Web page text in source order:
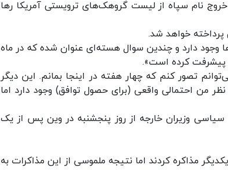
نام سپاه از لیست گروهک‌های ترویستی آمریکا رها
پرداخته خواهد شد.
وجود دارد و چندین سوال هسته‌ای عنوان شده که در ماه
پیشرفت کرده است».
تصور کنم که چهار هفته در اینجا بمانم. این دیگر
من احتمالی واقعی (برای حصول توافق) وجود دارد اما
سطح معاونان و مدیران سیاسی وزیران خارجه از روز پنجشنبه در وین پس از یک
مذاکره کردند اما نتیجه ملموسی از این مذاکرات به